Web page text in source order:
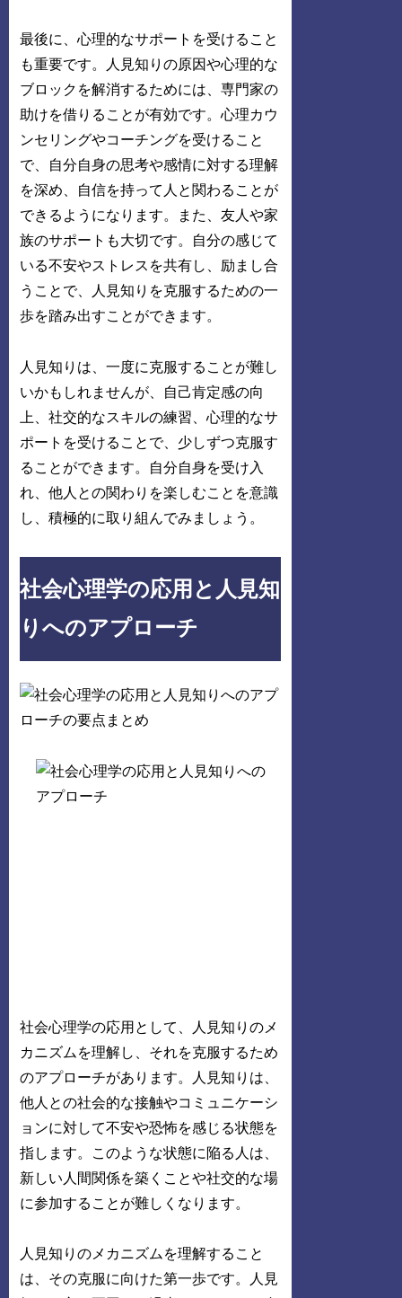
最後に、心理的なサポートを受けること
も重要です。人見知りの原因や心理的な
ブロックを解消するためには、専門家の
助けを借りることが有効です。心理カウ
ンセリングやコーチングを受けること
で、自分自身の思考や感情に対する理解
を深め、自信を持って人と関わることが
できるようになります。また、友人や家
族のサポートも大切です。自分の感じて
いる不安やストレスを共有し、励まし合
うことで、人見知りを克服するための一
歩を踏み出すことができます。
人見知りは、一度に克服することが難し
いかもしれませんが、自己肯定感の向
上、社交的なスキルの練習、心理的なサ
ポートを受けることで、少しずつ克服す
ることができます。自分自身を受け入
れ、他人との関わりを楽しむことを意識
し、積極的に取り組んでみましょう。
社会心理学の応用と人見知
りへのアプローチ
社会心理学の応用として、人見知りのメ
カニズムを理解し、それを克服するため
のアプローチがあります。人見知りは、
他人との社会的な接触やコミュニケーシ
ョンに対して不安や恐怖を感じる状態を
指します。このような状態に陥る人は、
新しい人間関係を築くことや社交的な場
に参加することが難しくなります。
人見知りのメカニズムを理解すること
は、その克服に向けた第一歩です。人見